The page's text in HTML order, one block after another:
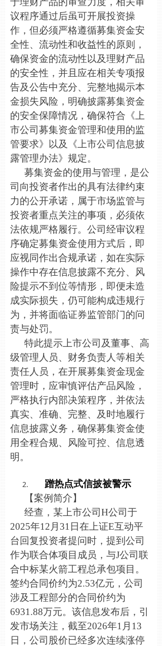
议程序通过后虽可开展投资操
作，但必须严格遵循募集资金安
全性、流动性和收益性的原则，
确保资金的流动性以及理财产品
的安全性，并且应在相关专项报
告及公告中充分、完整地揭示本
金损失风险，明确披露募集资金
的安全保障情况，确保符合《上
市公司募集资金管理和使用的监
管要求》以及《上市公司信息披
露管理办法》规定。
募集资金的使用与管理，是公
司向投资者作出的具有法律约束
力的公开承诺，属于市场监管与
投资者重点关注的事项，必须依
法依规严格履行。公司经审议程
序确定募集资金使用方式后，即
应视同作出合规承诺，如在实际
操作中存在信息披露不充分、风
险提示不到位等情形，即便未造
成实际损失，仍可能构成违规行
为，并将面临证券监管部门的问
责与处罚。
特此提示上市公司及董事、高
级管理人员、财务负责人等相关
责任人员，在开展募集资金现金
管理时，应审慎评估产品风险，
严格执行内部决策程序，并依法
真实、准确、完整、及时地履行
信息披露义务，确保募集资金使
用全程合规、风险可控、信息透
明。
蹭热点式信披被警示
【案例简介】
经查，某上市公司H公司于
2025年12月31日在上证E互动平
台回复投资者提问时，提到公司
作为联合体项目成员，与J公司联
合中标某火箭工程总承包项目。
签约合同价约为2.53亿元，公司
涉及工程部分的合同价约为
6931.88万元。该信息发布后，引
发市场关注，截至2026年1月13
日，公司股价已经多次连续涨停